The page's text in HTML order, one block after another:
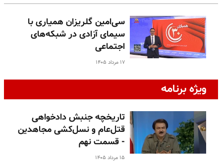
سی‌امین گلریزان همیاری با
سیمای آزادی در شبکه‌های
اجتماعی
۱۷ مرداد ۱۴۰۵
ویژه برنامه
تاریخچه جنبش دادخواهی
قتل‌عام و نسل‌کشی مجاهدین
- قسمت نهم
۱۵ مرداد ۱۴۰۵